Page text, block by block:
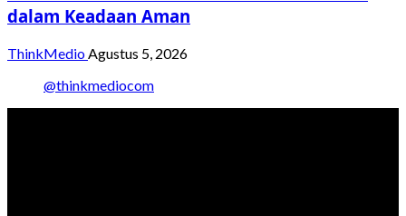
dalam Keadaan Aman
ThinkMedioAgustus 5, 2026
@thinkmediocom